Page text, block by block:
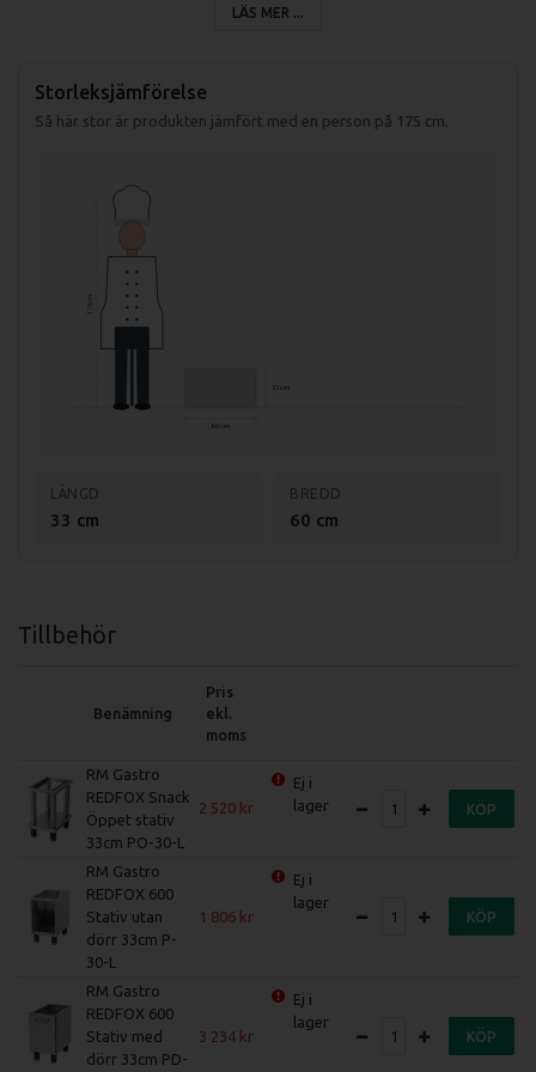
Stekyta (LxB): 312x483mm
Effekt: 6,5kW
LÄS MER ...
Storleksjämförelse
Så här stor är produkten jämfört med en person på 175 cm.
175 cm
33 cm
60 cm
LÄNGD
33 cm
BREDD
60 cm
Tillbehör
Benämning
Pris
ekl.
moms
RM Gastro
REDFOX Snack
Öppet stativ
33cm PO-30-L
2 520
Ej i
lager
KÖP
RM Gastro
REDFOX 600
Stativ utan
dörr 33cm P-
30-L
1 806
Ej i
lager
KÖP
RM Gastro
REDFOX 600
Stativ med
dörr 33cm PD-
3 234
Ej i
lager
KÖP